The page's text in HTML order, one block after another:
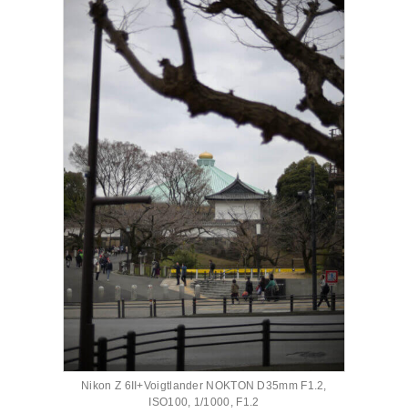
Nikon Z 6II+Voigtlander NOKTON D35mm F1.2,
ISO100, 1/1000, F1.2